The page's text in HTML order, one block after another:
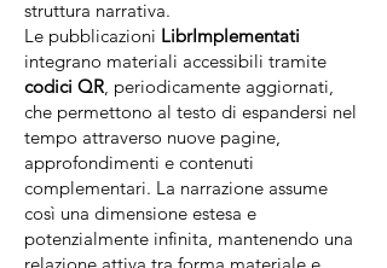
struttura narrativa.
Le pubblicazioni LibrImplementati
integrano materiali accessibili tramite
codici QR, periodicamente aggiornati,
che permettono al testo di espandersi nel
tempo attraverso nuove pagine,
approfondimenti e contenuti
complementari. La narrazione assume
così una dimensione estesa e
potenzialmente infinita, mantenendo una